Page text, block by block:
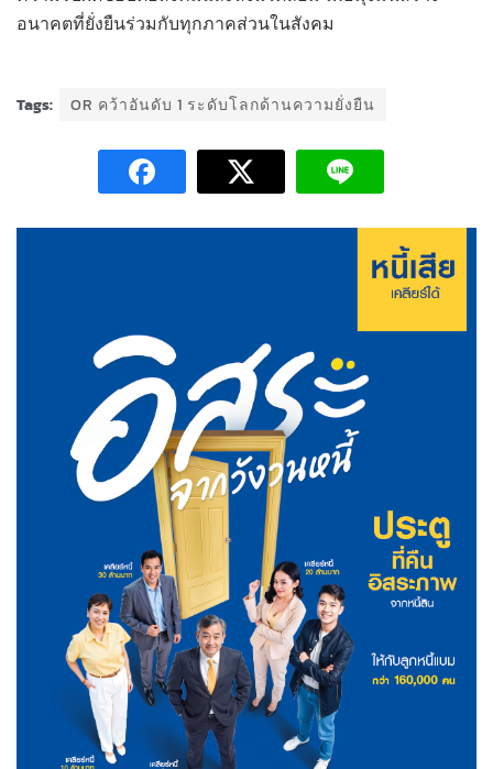
อนาคตที่ยั่งยืนร่วมกับทุกภาคส่วนในสังคม
Tags: OR คว้าอันดับ 1 ระดับโลกด้านความยั่งยืน